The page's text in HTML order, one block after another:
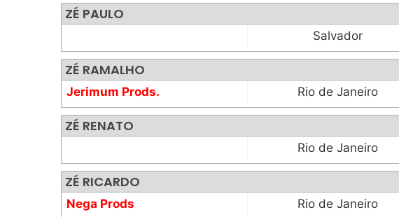
ZÉ PAULO
Salvador
ZÉ RAMALHO
Jerimum Prods.
Rio de Janeiro
ZÉ RENATO
Rio de Janeiro
ZÉ RICARDO
Nega Prods
Rio de Janeiro